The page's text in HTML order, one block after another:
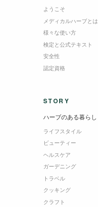
ようこそ
メディカルハーブとは
様々な使い方
検定と公式テキスト
安全性
認定資格
STORY
ハーブのある暮らし
ライフスタイル
ビューティー
ヘルスケア
ガーデニング
トラベル
クッキング
クラフト